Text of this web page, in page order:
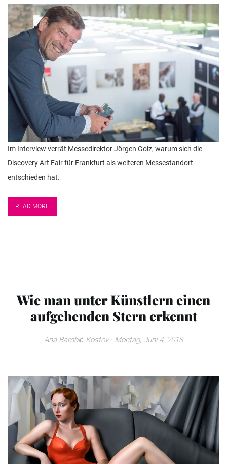
n
Im Interview verrät Messedirektor Jörgen Golz, warum sich die
Discovery Art Fair für Frankfurt als weiteren Messestandort
entschieden hat.
READ MORE
Wie man unter Künstlern einen
aufgehenden Stern erkennt
Ana Bambić Kostov· Montag, Juni 4, 2018